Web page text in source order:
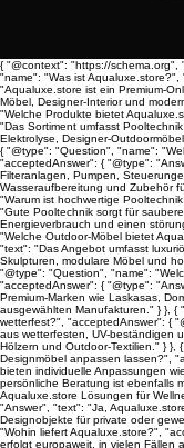
{ "@context": "https://schema.org",
"name": "Was ist
"Aqualuxe.store ist ein Premium-
Möbel, Designer-Interior und
"Welche Produkte bietet
"Das Sortiment umfasst
Elektrolyse, Designer-
{ "@type": "Question", "name":
"acceptedAnswer": { "@type":
Filteranlagen, Pumpen,
Wasseraufbereitung und Zubehör
"Warum ist hochwertige
"Gute Pooltechnik sorgt für
Energieverbrauch und einen
"Welche Outdoor-Möbel bietet
"text": "Das Angebot umfasst
Skulpturen, modulare Möbel und
"@type": "Question", "name":
"acceptedAnswer": { "@type":
Premium-Marken wie Laskasas,
ausgewählten Manufakturen." } }, {
wetterfest?", "acceptedAnswer": {
aus wetterfesten, UV-beständigen
Hölzern und Outdoor-Textilien." }
Designmöbel anpassen lassen?",
bieten individuelle Anpassungen
persönliche Beratung ist ebenfalls
Aqualuxe.store Lösungen für
"Answer", "text": "Ja,
Designobjekte für private oder
"Wohin liefert Aqualuxe.store?",
erfolgt europaweit, in vielen Fällen